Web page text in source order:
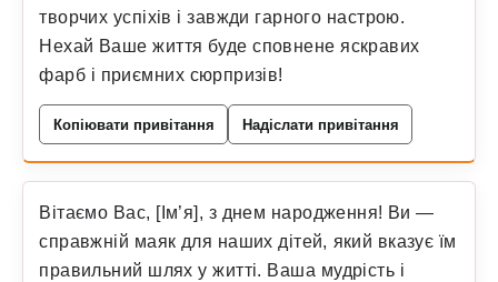
творчих успіхів і завжди гарного настрою.
Нехай Ваше життя буде сповнене яскравих
фарб і приємних сюрпризів!
Копіювати привітання Надіслати привітання
Вітаємо Вас, [Ім’я], з днем народження! Ви —
справжній маяк для наших дітей, який вказує їм
правильний шлях у житті. Ваша мудрість і